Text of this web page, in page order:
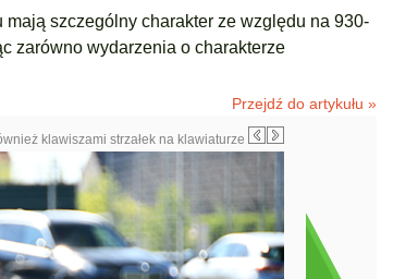
szczególny charakter ze względu na 930-
zarówno wydarzenia o charakterze
Przejdź do artykułu »
klawiszami strzałek na klawiaturze